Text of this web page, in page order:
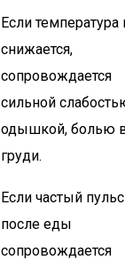
Если температура
снижается,
сопровождается
сильной
одышкой, болью
груди.
Если частый пульс
после еды
сопровождается